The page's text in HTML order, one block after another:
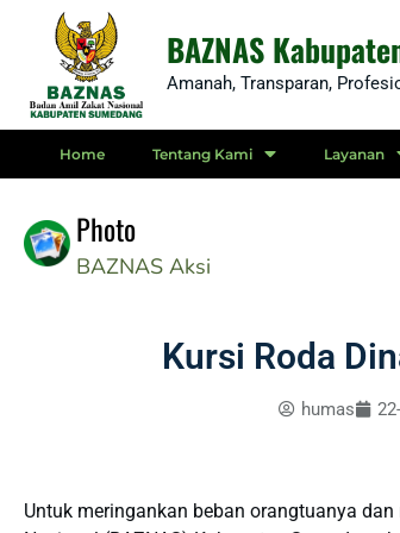
content
BAZNAS
Amanah, Transparan,
Home Tentang Kami Layanan
Photo
BAZNAS Aksi
Kursi Roda
humas
Untuk meringankan beban orangtuanya